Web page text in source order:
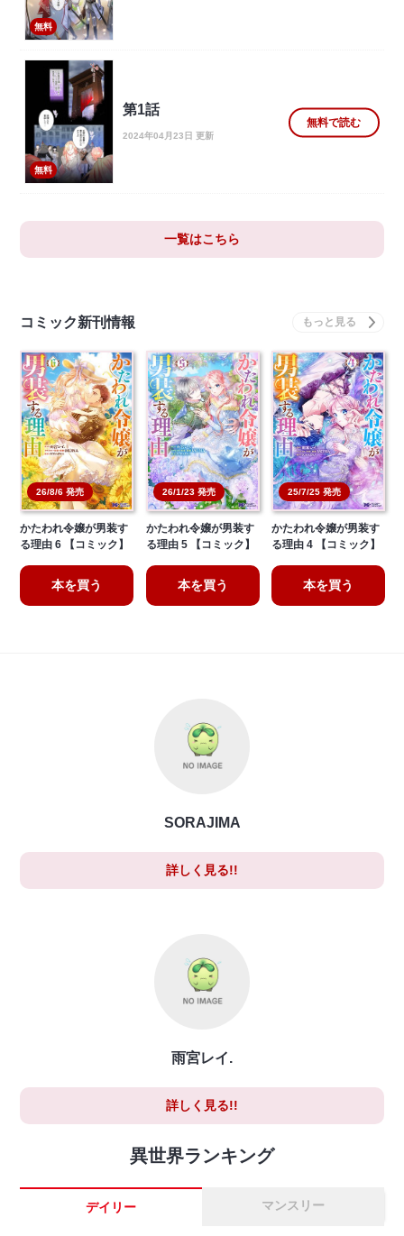
無料
無料
第1話
2024年04月23日 更新
無料で読む
一覧はこちら
コミック新刊情報
26/8/6 発売
かたわれ令嬢が男装す
る理由 6 【コミック】
本を買う
26/1/23 発売
かたわれ令嬢が男装す
る理由 5 【コミック】
本を買う
25/7/25 発売
かたわれ令嬢が男装す
る理由 4 【コミック】
本を買う
SORAJIMA
詳しく見る!!
雨宮レイ.
詳しく見る!!
異世界ランキング
デイリー マンスリー